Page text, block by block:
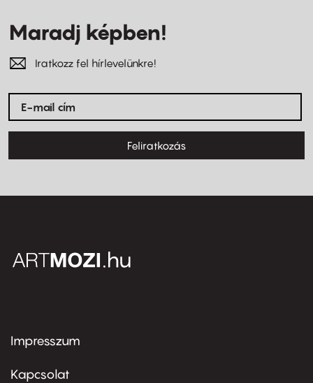
Maradj képben!
Iratkozz fel hírlevelünkre!
Feliratkozás
Footer
first
Impresszum
Kapcsolat